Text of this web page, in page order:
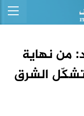
من نهاية
تشكّل الشرق